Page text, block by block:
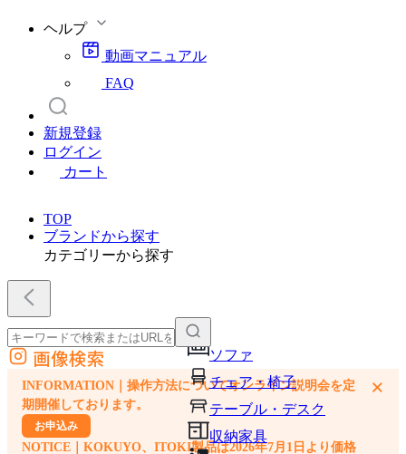
ヘルプ
動画マニュアル
FAQ
新規登録
ログイン
カート
TOP
ブランドから探す
カテゴリーから探す
ソファ
チェア・椅子
テーブル・デスク
収納家具
外部サイトの商品をカートに追加
他のサイトで見つけた商品ページのURLを貼り付けて、カートに追加できます
画像検索
INFORMATION｜操作方法についてオンライン説明会を定
期開催しております。
お申込み
NOTICE｜KOKUYO、ITOKI製品は2026年7月1日より価格
×